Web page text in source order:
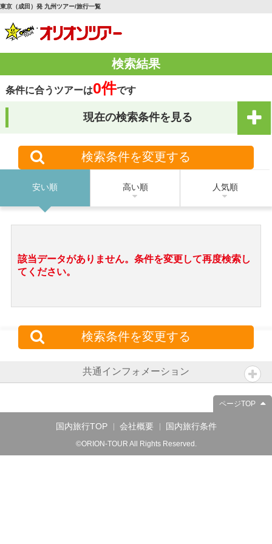
東京（成田）発 九州ツアー/旅行一覧
検索結果
条件に合うツアーは0件です
現在の検索条件を見る
検索条件を変更する
安い順 高い順 人気順
該当データがありません。条件を変更して再度検索し
てください。
検索条件を変更する
共通インフォメーション
ページTOP
国内旅行TOP 会社概要 国内旅行条件
©ORION-TOUR All Rights Reserved.